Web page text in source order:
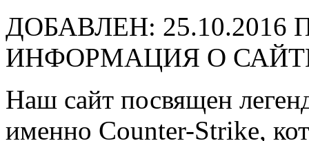
ДОБАВЛЕН: 25.10.2016
ИНФОРМАЦИЯ О
Наш сайт посвящен
именно Counter-Strike,